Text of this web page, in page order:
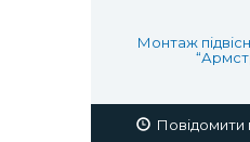
Монтаж
Повідомити